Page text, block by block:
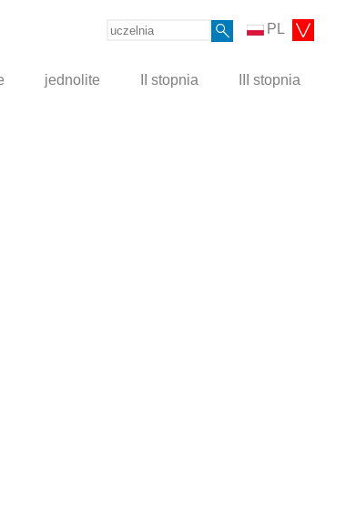
PL
jednolite II stopnia III stopnia